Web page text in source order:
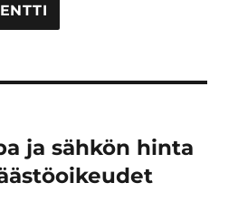
ja sähkön hinta